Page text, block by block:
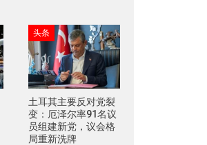
头条
土耳其主要反对党裂
变：厄泽尔率91名议
员组建新党，议会格
局重新洗牌